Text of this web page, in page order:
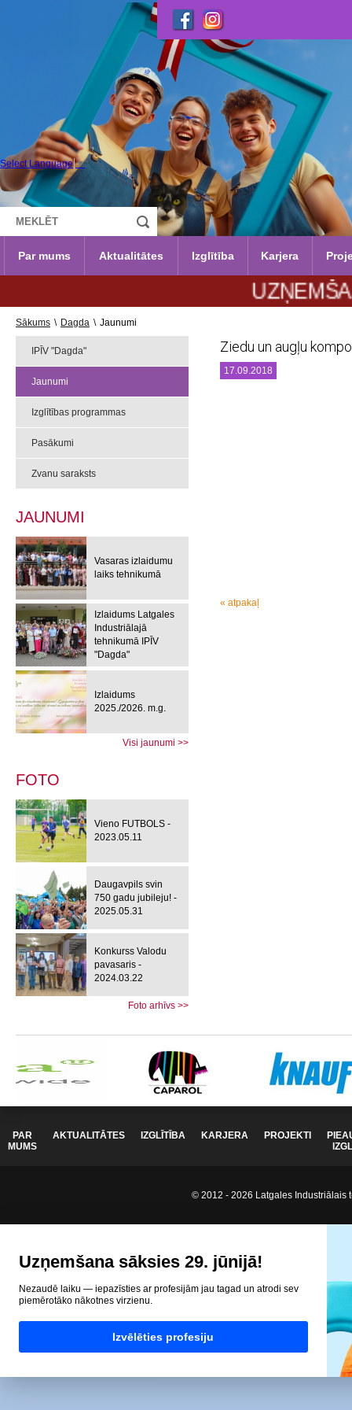
Select Language ▼
Par mums Aktualitātes Izglītība Karjera
Sākums \ Dagda \ Jaunumi
IPĪV "Dagda"
Jaunumi
Izglītības programmas
Pasākumi
Zvanu saraksts
JAUNUMI
Vasaras izlaidumu
laiks tehnikumā
Izlaidums Latgales
Industriālajā
tehnikumā IPĪV
"Dagda"
Izlaidums
2025./2026. m.g.
Visi jaunumi >>
FOTO
Vieno FUTBOLS -
2023.05.11
Daugavpils svin
750 gadu jubileju! -
2025.05.31
Konkurss Valodu
pavasaris -
2024.03.22
Foto arhīvs >>
Ziedu un augļu
17.09.2018
« atpakaļ
PAR
MUMS
AKTUALITĀTES IZGLĪTĪBA KARJERA PROJEKTI
© 2012 - 2026 Latgales Industriālais
Uzņemšana sāksies 29. jūnijā!
Nezaudē laiku — iepazīsties ar profesijām jau tagad un atrodi sev
piemērotāko nākotnes virzienu.
Izvēlēties profesiju